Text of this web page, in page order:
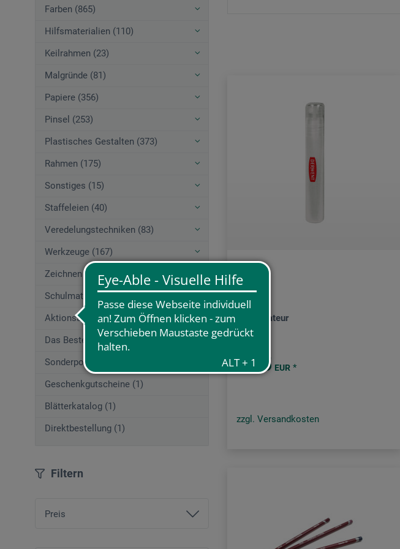
Farben (865)
Hilfsmaterialien (110)
Keilrahmen (23)
Malgründe (81)
Papiere (356)
Pinsel (253)
Plastisches Gestalten (373)
Rahmen (175)
Sonstiges (15)
Staffeleien (40)
Veredelungstechniken (83)
Werkzeuge (167)
Zeichnen (580)
Schulmaterial (195)
Aktionsangebote (29)
Das Beste von boesner (253)
Sonderposten
Geschenkgutscheine (1)
Blätterkatalog (1)
Direktbestellung (1)
Filtern
Preis
Derwent
Vaporisateur
6,45 EUR *
zzgl. Versandkosten